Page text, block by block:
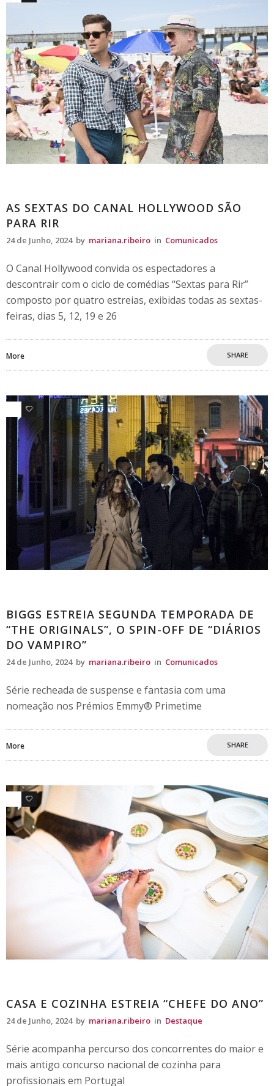
AS SEXTAS DO CANAL HOLLYWOOD SÃO
PARA RIR
24 de Junho, 2024 by mariana.ribeiro in Comunicados
O Canal Hollywood convida os espectadores a
descontrair com o ciclo de comédias “Sextas para Rir”
composto por quatro estreias, exibidas todas as sextas-
feiras, dias 5, 12, 19 e 26
More SHARE
0
BIGGS ESTREIA SEGUNDA TEMPORADA DE
“THE ORIGINALS”, O SPIN-OFF DE “DIÁRIOS
DO VAMPIRO”
24 de Junho, 2024 by mariana.ribeiro in Comunicados
Série recheada de suspense e fantasia com uma
nomeação nos Prémios Emmy® Primetime
More SHARE
0
CASA E COZINHA ESTREIA “CHEFE DO ANO”
24 de Junho, 2024 by mariana.ribeiro in Destaque
Série acompanha percurso dos concorrentes do maior e
mais antigo concurso nacional de cozinha para
profissionais em Portugal